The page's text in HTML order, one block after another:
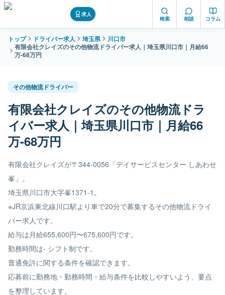
求人
検索 相談 コラム
トップ ドライバー求人 埼玉県
川口市
有限会社クレイズのその他物流ドライバー求人｜埼玉県川口市｜月給66
万-68万円
その他物流ドライバー
有限会社クレイズのその他物流ドラ
イバー求人｜埼玉県川口市｜月給66
万-68万円
有限会社クレイズが〒344-0056「デイサービスセンター しあわせ
峯」。
埼玉県川口市大字峯1371-1。
※JR京浜東北線川口駅より車で20分で募集するその他物流ドライ
バー求人です。
給与は月給655,600円〜675,600円です。
勤務時間は- シフト制です。
普通免許に関する条件を確認できます。
応募前に勤務地・勤務時間・給与条件を比較しやすいよう、要点
を整理しています。